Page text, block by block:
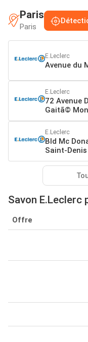
Paris
Paris
E.Leclerc
Avenue du
E.Leclerc
72 Avenue
Gaitã©
E.Leclerc
Bld Mc
Saint-Denis
Savon E.Leclerc
Offre